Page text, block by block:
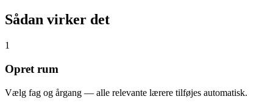
Sådan virker det
1
Opret rum
Vælg fag og årgang — alle relevante lærere tilføjes automatisk.